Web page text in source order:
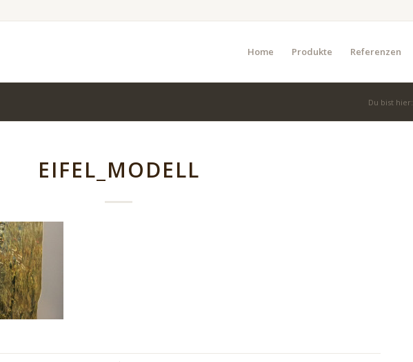
Home Produkte Referenzen
Du bist hier:
EIFEL_MODELL